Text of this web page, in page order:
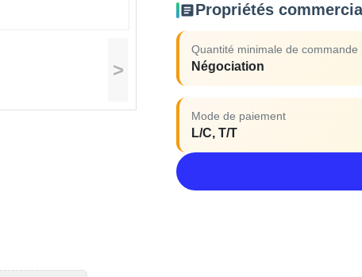
>
Propriétés
Quantité minimale de commande
Négociation
Mode de paiement
L/C, T/T